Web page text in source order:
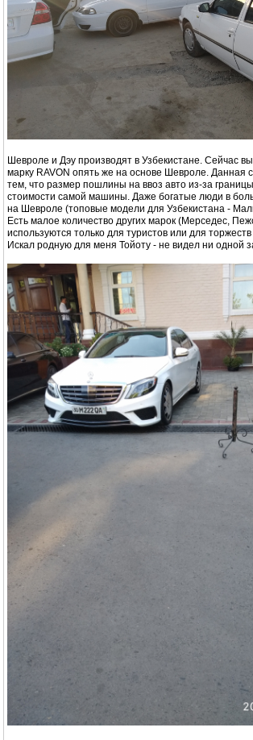
Шевроле и Дэу производят в Узбекистане. Сейчас
марку RAVON опять же на основе Шевроле. Данная
тем, что размер пошлины на ввоз авто из-за
стоимости самой машины. Даже богатые люди в
на Шевроле (топовые модели для Узбекистана -
Есть малое количество других марок (Мерседес,
используются только для туристов или для
Искал родную для меня Тойоту - не видел ни одной